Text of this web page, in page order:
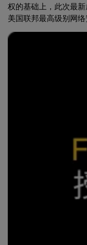
权的基础上，此次最
美国联邦最高级别网络